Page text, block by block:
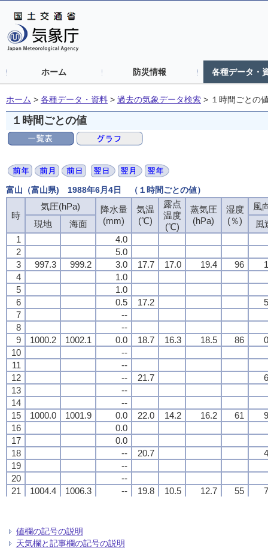
ホーム 防災情報 各種データ・
ホーム > 各種データ・資料 > 過去の気象データ検索 > １時間ごとの
１時間ごとの値
富山（富山県) 1988年6月4日 （１時間ごとの値）
時
気圧(hPa)
降水量
(mm)
気温
(℃)
露点
温度
(℃)
蒸気圧
(hPa)
湿度
(％)
風
現地
海面
風
1
4.0
2
5.0
3
997.3 999.2 3.0 17.7 17.0 19.4 96
4
1.0
5
1.0
6
0.5 17.2
7
--
8
--
9
1000.2 1002.1 0.0 18.7 16.3 18.5 86
10
--
11
--
12
-- 21.7
13
--
14
--
15
1000.0 1001.9 0.0 22.0 14.2 16.2 61
16
0.0
17
0.0
18
-- 20.7
19
--
20
--
21
1004.4 1006.3 -- 19.8 10.5 12.7 55
24
時
気圧(hPa)
降水量
(mm)
気温
(℃)
露点
温度
(℃)
蒸気圧
(hPa)
湿度
(％)
風
現地
海面
風
1
4.0
2
5.0
3
997.3 999.2 3.0 17.7 17.0 19.4 96
4
1.0
5
1.0
6
0.5 17.2
7
--
8
--
9
1000.2 1002.1 0.0 18.7 16.3 18.5 86
10
--
11
--
12
-- 21.7
13
--
14
--
15
1000.0 1001.9 0.0 22.0 14.2 16.2 61
16
0.0
17
0.0
18
-- 20.7
19
--
20
--
21
1004.4 1006.3 -- 19.8 10.5 12.7 55
24
時
気圧(hPa)
降水量
(mm)
気温
(℃)
露点
温度
(℃)
蒸気圧
(hPa)
湿度
(％)
風
現地
海面
風
1
4.0
2
5.0
3
997.3 999.2 3.0 17.7 17.0 19.4 96
4
1.0
5
1.0
6
0.5 17.2
7
--
8
--
9
1000.2 1002.1 0.0 18.7 16.3 18.5 86
10
--
11
--
12
-- 21.7
13
--
14
--
15
1000.0 1001.9 0.0 22.0 14.2 16.2 61
16
0.0
17
0.0
18
-- 20.7
19
--
20
--
21
1004.4 1006.3 -- 19.8 10.5 12.7 55
24
時
気圧(hPa)
降水量
(mm)
気温
(℃)
露点
温度
(℃)
蒸気圧
(hPa)
湿度
(％)
風
現地
海面
風
1
4.0
2
5.0
3
997.3 999.2 3.0 17.7 17.0 19.4 96
4
1.0
5
1.0
6
0.5 17.2
7
--
8
--
9
1000.2 1002.1 0.0 18.7 16.3 18.5 86
10
--
11
--
12
-- 21.7
13
--
14
--
15
1000.0 1001.9 0.0 22.0 14.2 16.2 61
16
0.0
17
0.0
18
-- 20.7
19
--
20
--
21
1004.4 1006.3 -- 19.8 10.5 12.7 55
24
値欄の記号の説明
天気欄と記事欄の記号の説明